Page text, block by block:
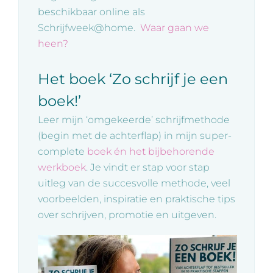
beschikbaar online als
Schrijfweek@home. Waar gaan we
heen?
Het boek ‘Zo schrijf je een
boek!’
Leer mijn ‘omgekeerde’ schrijfmethode
(begin met de achterflap) in mijn super-
complete boek én het bijbehorende
werkboek. Je vindt er stap voor stap
uitleg van de succesvolle methode, veel
voorbeelden, inspiratie en praktische tips
over schrijven, promotie en uitgeven.